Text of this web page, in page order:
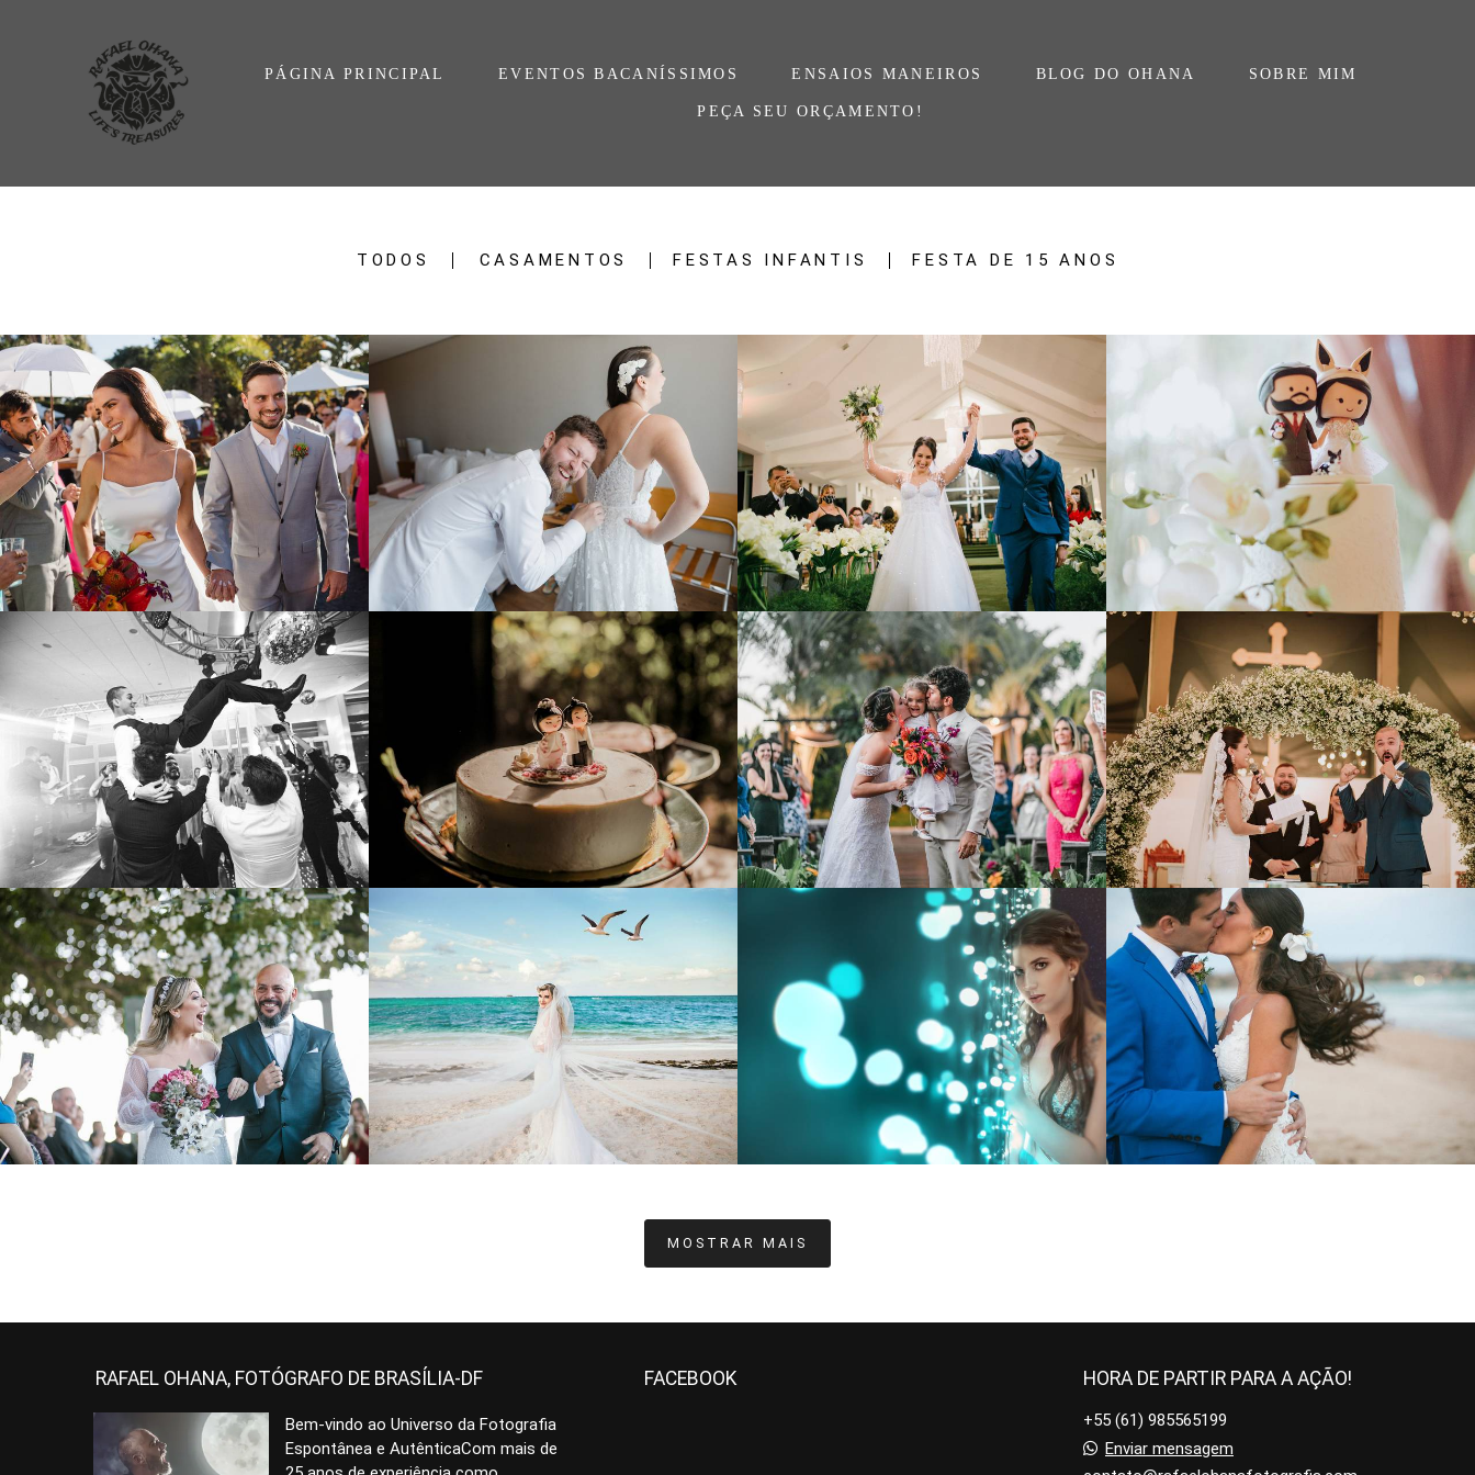
PÁGINA PRINCIPAL EVENTOS BACANÍSSIMOS ENSAIOS MANEIROS BLOG DO OHANA SOBRE MIM
PEÇA SEU ORÇAMENTO!
TODOS CASAMENTOS FESTAS INFANTIS FESTA DE 15 ANOS
322 0 930 0 924 0 850
0 696 0 724 0 746 0
2660 6 2974
2713
0
2574
MOSTRAR MAIS
RAFAEL OHANA, FOTÓGRAFO DE BRASÍLIA-DF
Bem-vindo ao Universo da Fotografia
Espontânea e AutênticaCom mais de
FACEBOOK HORA DE PARTIR PARA A AÇÃO!
+55 (61) 985565199
Enviar mensagem